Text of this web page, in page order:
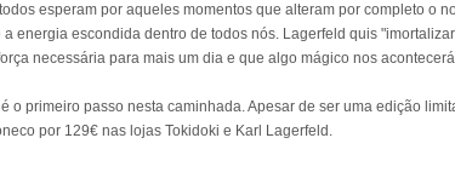
esperam por aqueles momentos que alteram por completo o
a energia escondida dentro de todos nós. Lagerfeld quis
necessária para mais um dia e que algo mágico nos
o primeiro passo nesta caminhada. Apesar de ser uma edição
por 129€ nas lojas Tokidoki e Karl Lagerfeld.